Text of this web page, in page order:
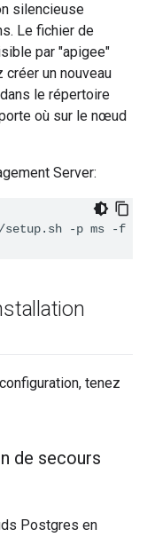
silencieuse
Le fichier de
par "apigee"
un nouveau
le répertoire
où sur le nœud
Server:
setup.sh -p ms -f /
tenez
de secours
Postgres en